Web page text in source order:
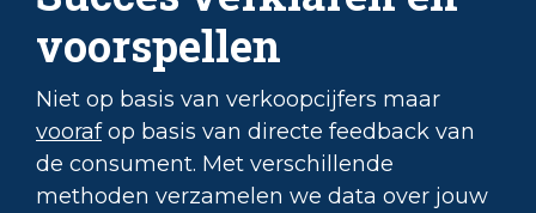
voorspellen
Niet op basis van verkoopcijfers maar
voorafop basis van directe feedback van
de consument. Met verschillende
methoden verzamelen we data over jouw